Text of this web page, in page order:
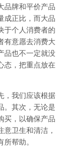
品牌和平价产品
成正比，而大品
于个人消费者的
有意愿去消费大
品也不一定就没
态，把重点放在
，我们应该根据
。其次，无论是
买，以确保产品
意卫生和清洁，
帮助。